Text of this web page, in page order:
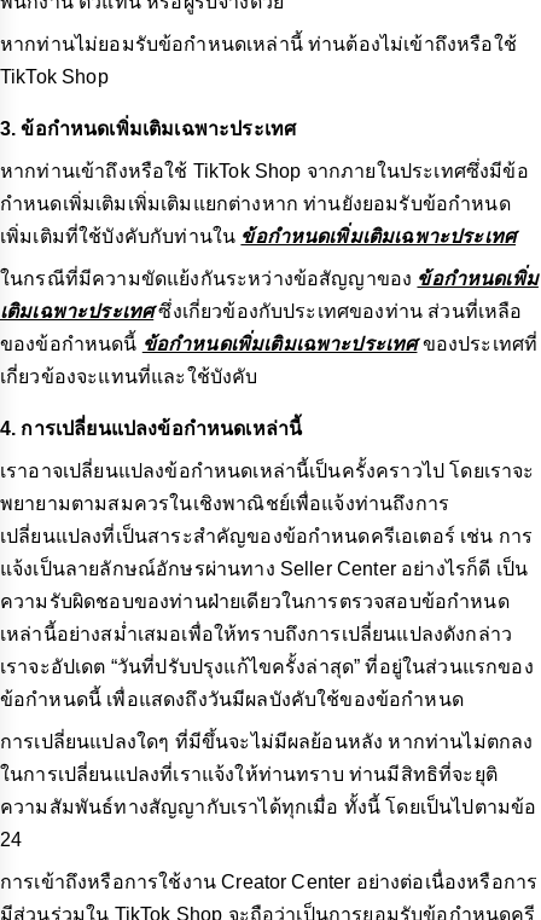
หากท่านไม่ยอมรับข้อกำหนดเหล่านี้ ท่านต้องไม่เข้าถึงหรือใช้
TikTok Shop
3. ข้อกำหนดเพิ่มเติมเฉพาะประเทศ
หากท่านเข้าถึงหรือใช้ TikTok Shop จากภายในประเทศซึ่งมีข้อ
กำหนดเพิ่มเติมเพิ่มเติมแยกต่างหาก ท่านยังยอมรับข้อกำหนด
เพิ่มเติมที่ใช้บังคับกับท่านใน ข้อกำหนดเพิ่มเติมเฉพาะประเทศ
ในกรณีที่มีความขัดแย้งกันระหว่างข้อสัญญาของ ข้อกำหนดเพิ่ม
เติมเฉพาะประเทศซึ่งเกี่ยวข้องกับประเทศของท่าน ส่วนที่เหลือ
ของข้อกำหนดนี้ ข้อกำหนดเพิ่มเติมเฉพาะประเทศของประเทศที่
เกี่ยวข้องจะแทนที่และใช้บังคับ
4. การเปลี่ยนแปลงข้อกำหนดเหล่านี้
เราอาจเปลี่ยนแปลงข้อกำหนดเหล่านี้เป็นครั้งคราวไป โดยเราจะ
พยายามตามสมควรในเชิงพาณิชย์เพื่อแจ้งท่านถึงการ
เปลี่ยนแปลงที่เป็นสาระสำคัญของข้อกำหนดครีเอเตอร์ เช่น การ
แจ้งเป็นลายลักษณ์อักษรผ่านทาง Seller Center อย่างไรก็ดี เป็น
ความรับผิดชอบของท่านฝ่ายเดียวในการตรวจสอบข้อกำหนด
เหล่านี้อย่างสม่ำเสมอเพื่อให้ทราบถึงการเปลี่ยนแปลงดังกล่าว
เราจะอัปเดต “วันที่ปรับปรุงแก้ไขครั้งล่าสุด” ที่อยู่ในส่วนแรกของ
ข้อกำหนดนี้ เพื่อแสดงถึงวันมีผลบังคับใช้ของข้อกำหนด
การเปลี่ยนแปลงใดๆ ที่มีขึ้นจะไม่มีผลย้อนหลัง หากท่านไม่ตกลง
ในการเปลี่ยนแปลงที่เราแจ้งให้ท่านทราบ ท่านมีสิทธิที่จะยุติ
ความสัมพันธ์ทางสัญญากับเราได้ทุกเมื่อ ทั้งนี้ โดยเป็นไปตามข้อ
24
การเข้าถึงหรือการใช้งาน Creator Center อย่างต่อเนื่องหรือการ
มีส่วนร่วมใน TikTok Shop จะถือว่าเป็นการยอมรับข้อกำหนดครี